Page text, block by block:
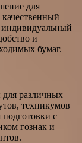
для
и
бумаг.
различных
техникумов
с
гознак и